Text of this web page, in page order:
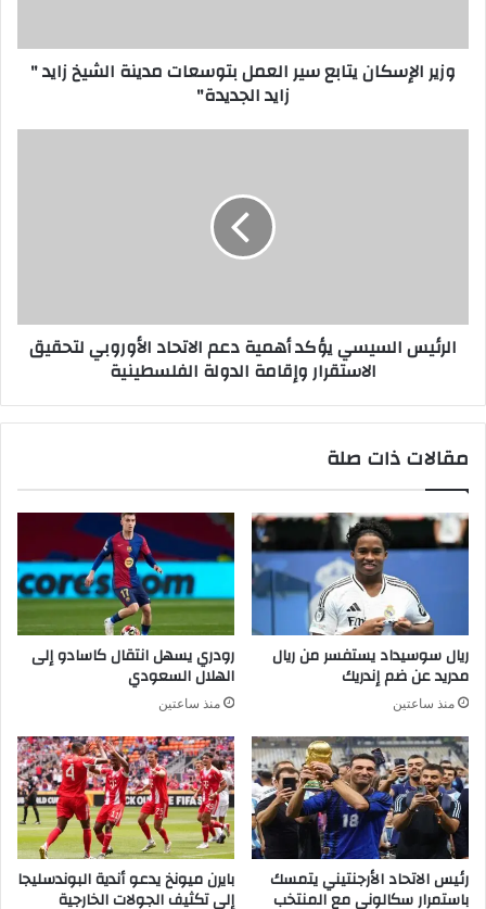
وزير الإسكان يتابع سير العمل بتوسعات مدينة الشيخ زايد "
زايد الجديدة"
الرئيس السيسي يؤكد أهمية دعم الاتحاد الأوروبي لتحقيق
الاستقرار وإقامة الدولة الفلسطينية
مقالات ذات صلة
ريال سوسيداد يستفسر من ريال
مدريد عن ضم إندريك
منذ ساعتين
رودري يسهل انتقال كاسادو إلى
الهلال السعودي
منذ ساعتين
رئيس الاتحاد الأرجنتيني يتمسك
باستمرار سكالوني مع المنتخب
بايرن ميونخ يدعو أندية البوندسليجا
إلى تكثيف الجولات الخارجية